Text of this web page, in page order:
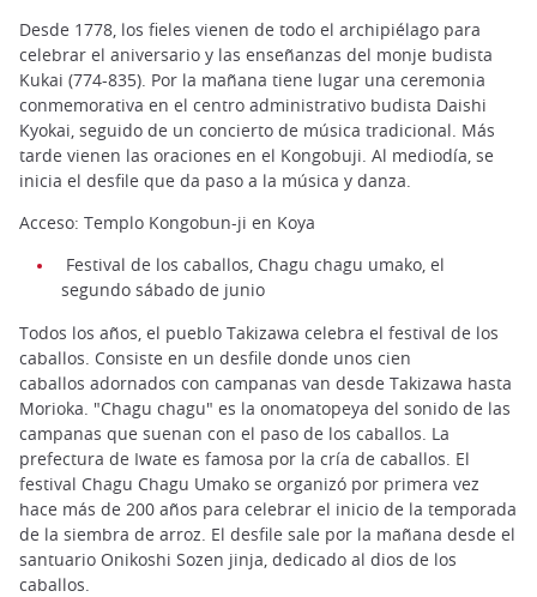
Desde 1778, los fieles vienen de todo el archipiélago para
celebrar el aniversario y las enseñanzas del monje budista
Kukai (774-835). Por la mañana tiene lugar una ceremonia
conmemorativa en el centro administrativo budista Daishi
Kyokai, seguido de un concierto de música tradicional. Más
tarde vienen las oraciones en el Kongobuji. Al mediodía, se
inicia el desfile que da paso a la música y danza.
Acceso: Templo Kongobun-ji en Koya
Festival de los caballos, Chagu chagu umako, el
segundo sábado de junio
Todos los años, el pueblo Takizawa celebra el festival de los
caballos. Consiste en un desfile donde unos cien
caballos adornados con campanas van desde Takizawa hasta
Morioka. "Chagu chagu" es la onomatopeya del sonido de las
campanas que suenan con el paso de los caballos. La
prefectura de Iwate es famosa por la cría de caballos. El
festival Chagu Chagu Umako se organizó por primera vez
hace más de 200 años para celebrar el inicio de la temporada
de la siembra de arroz. El desfile sale por la mañana desde el
santuario Onikoshi Sozen jinja, dedicado al dios de los
caballos.